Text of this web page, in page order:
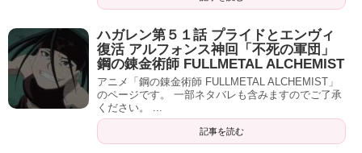
ハガレン第５１話 プライドとエンヴィ
復活 アルフォンス神回「不死の軍団」
鋼の錬金術師 FULLMETAL ALCHEMIST
アニメ「鋼の錬金術師 FULLMETAL ALCHEMIST」
のページです。 一部ネタバレも含みますのでご了承
ください。 ...
記事を読む